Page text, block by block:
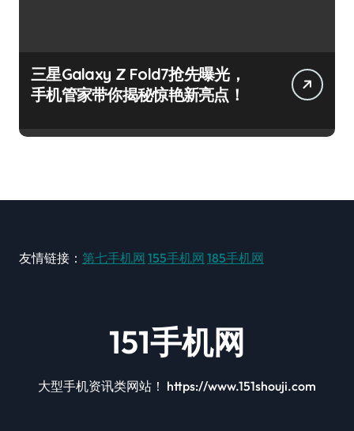
三星Galaxy Z Fold7抢先曝光，
手机管家带你揭秘惊艳新亮点！
友情链接： 第七手机网 155手机网 185手机网
151手机网
大型手机资讯类网站！ https://www.151shouji.com